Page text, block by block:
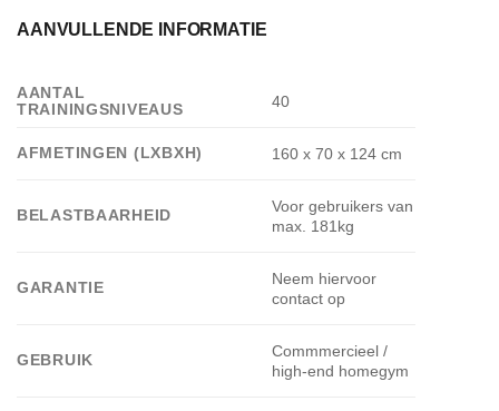
AANVULLENDE INFORMATIE
AANTAL
TRAININGSNIVEAUS
40
AFMETINGEN (LXBXH) 160 x 70 x 124 cm
BELASTBAARHEID
Voor gebruikers van
max. 181kg
GARANTIE
Neem hiervoor
contact op
GEBRUIK
Commmercieel /
high-end homegym